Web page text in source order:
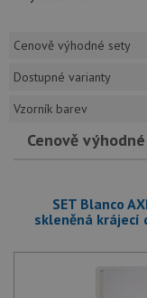
Cenově výhodné sety
Dostupné varianty
Vzorník barev
Cenově
SET Blanco
skleněná krájecí